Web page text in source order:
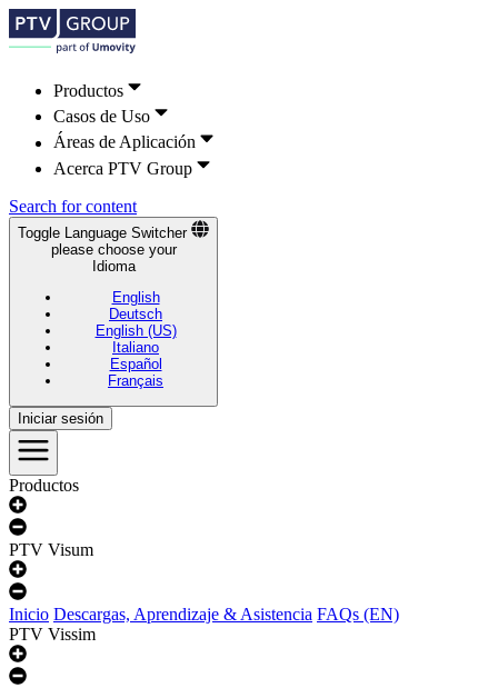
Productos
Casos de Uso
Áreas de Aplicación
Acerca PTV Group
Search for content
Toggle Language Switcher
please choose your
Idioma
English
Deutsch
English (US)
Italiano
Español
Français
Iniciar sesión
Productos
PTV Visum
Inicio Descargas, Aprendizaje & Asistencia FAQs (EN)
PTV Vissim